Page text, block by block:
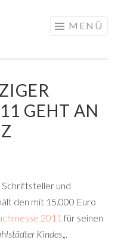
MENÜ
GEHT AN
und
den mit 15.000 Euro
2011 für seinen
Kindes„.